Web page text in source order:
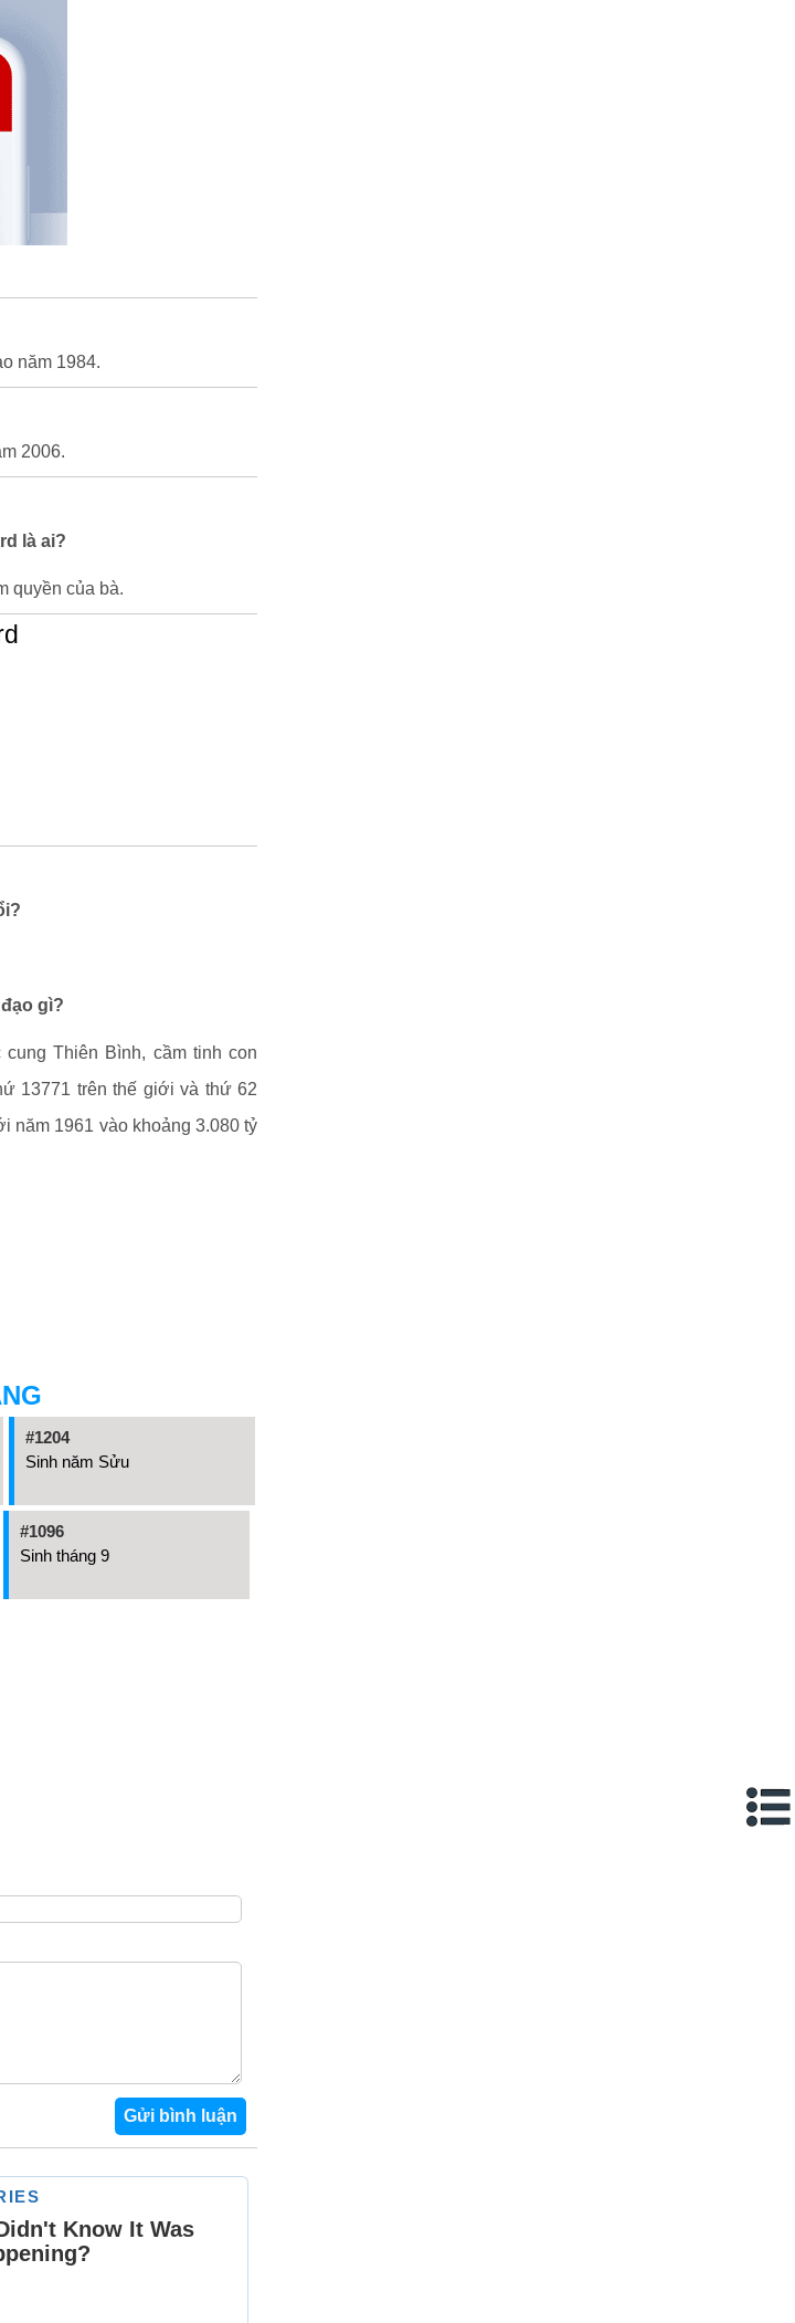
năm 1984.
2006.
là ai?
quyền của bà.
gì?
Thiên Bình, cầm tinh con
13771 trên thế giới và thứ 62
năm 1961 vào khoảng 3.080 tỷ
#1204
Sinh năm Sửu
#1096
Sinh tháng 9